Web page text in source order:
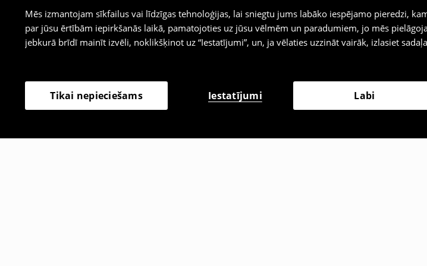
Mēs izmantojam sīkfailus vai līdzīgas tehnoloģijas, lai sniegtu jums labāko iespējamo pieredzi,
par jūsu ērtībām iepirkšanās laikā, pamatojoties uz jūsu vēlmēm un paradumiem, jo mēs
jebkurā brīdī mainīt izvēli, noklikšķinot uz “Iestatījumi”, un, ja vēlaties uzzināt vairāk, izlasiet
Tikai nepieciešams Iestatījumi Labi